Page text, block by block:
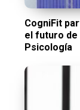
CogniFit
el futuro de
Psicología